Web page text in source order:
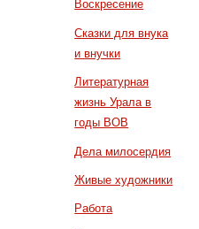
Воскресение
Сказки для внука
и внучки
Литературная
жизнь Урала в
годы ВОВ
Дела милосердия
Живые художники
Работа